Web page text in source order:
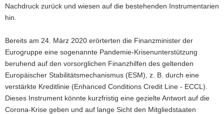
Nachdruck zurück und wiesen auf die bestehenden Instrumentarien
hin.
Bereits am 24. März 2020 erörterten die Finanzminister der
Eurogruppe eine sogenannte Pandemie-Krisenunterstützung
beruhend auf den vorsorglichen Finanzhilfen des geltenden
Europäischer Stabilitätsmechanismus (ESM), z. B. durch eine
verstärkte Kreditlinie (Enhanced Conditions Credit Line - ECCL).
Dieses Instrument könnte kurzfristig eine gezielte Antwort auf die
Corona-Krise geben und auf lange Sicht den Mitgliedstaaten